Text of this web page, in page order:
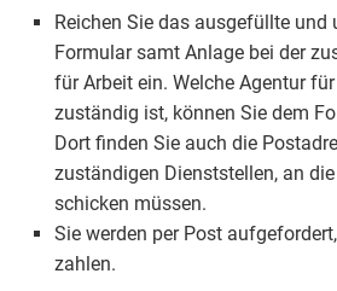
Reichen Sie das ausgefüllte und
Formular samt Anlage bei der
für Arbeit ein. Welche Agentur
zuständig ist, können Sie dem
Dort finden Sie auch die
zuständigen Dienststellen, an
schicken müssen.
Sie werden per Post
zahlen.